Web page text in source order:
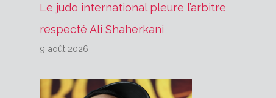
Le judo international pleure l’arbitre
respecté Ali Shaherkani
9 août 2026